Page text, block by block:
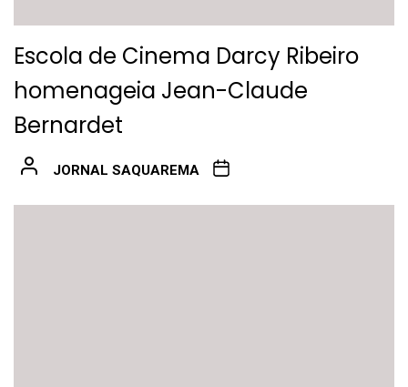
Escola de Cinema Darcy Ribeiro
homenageia Jean-Claude
Bernardet
JORNAL SAQUAREMA